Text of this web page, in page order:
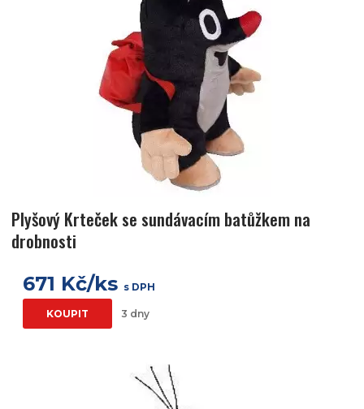
Plyšový Krteček se sundávacím batůžkem na
drobnosti
671 Kč/ks s DPH
KOUPIT 3 dny